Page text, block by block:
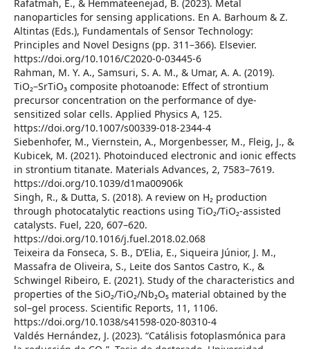
Rafatmah, E., & Hemmateenejad, B. (2023). Metal
nanoparticles for sensing applications. En A. Barhoum & Z.
Altintas (Eds.), Fundamentals of Sensor Technology:
Principles and Novel Designs (pp. 311–366). Elsevier.
https://doi.org/10.1016/C2020-0-03445-6
Rahman, M. Y. A., Samsuri, S. A. M., & Umar, A. A. (2019).
TiO₂–SrTiO₃ composite photoanode: Effect of strontium
precursor concentration on the performance of dye-
sensitized solar cells. Applied Physics A, 125.
https://doi.org/10.1007/s00339-018-2344-4
Siebenhofer, M., Viernstein, A., Morgenbesser, M., Fleig, J., &
Kubicek, M. (2021). Photoinduced electronic and ionic effects
in strontium titanate. Materials Advances, 2, 7583–7619.
https://doi.org/10.1039/d1ma00906k
Singh, R., & Dutta, S. (2018). A review on H₂ production
through photocatalytic reactions using TiO₂/TiO₂-assisted
catalysts. Fuel, 220, 607–620.
https://doi.org/10.1016/j.fuel.2018.02.068
Teixeira da Fonseca, S. B., D’Elia, E., Siqueira Júnior, J. M.,
Massafra de Oliveira, S., Leite dos Santos Castro, K., &
Schwingel Ribeiro, E. (2021). Study of the characteristics and
properties of the SiO₂/TiO₂/Nb₂O₅ material obtained by the
sol–gel process. Scientific Reports, 11, 1106.
https://doi.org/10.1038/s41598-020-80310-4
Valdés Hernández, J. (2023). “Catálisis fotoplasmónica para